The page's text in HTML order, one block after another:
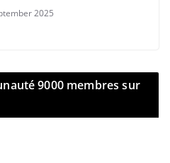
2025
9000 membres sur